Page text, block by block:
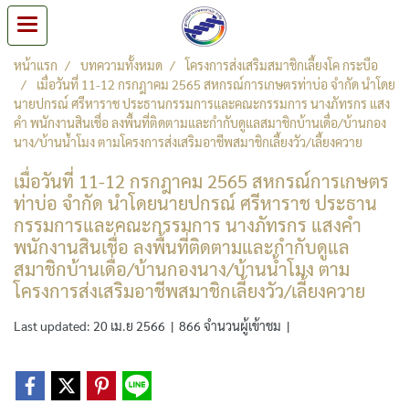
หน้าแรก บทความทั้งหมด
โครงการส่งเสริมสมาชิกเลี้ยงโค กระบือ
เมื่อวันที่ 11-12 กรกฎาคม 2565 สหกรณ์การเกษตรท่าบ่อ จำกัด นำโดย
นายปกรณ์ ศรีหาราช ประธานกรรมการและคณะกรรมการ นางภัทรกร แสง
คำ พนักงานสินเชื่อ ลงพื้นที่ติดตามและกำกับดูแลสมาชิกบ้านเดื่อ/บ้านกอง
นาง/บ้านน้ำโมง ตามโครงการส่งเสริมอาชีพสมาชิกเลี้ยงวัว/เลี้ยงควาย
เมื่อวันที่ 11-12 กรกฎาคม 2565 สหกรณ์การเกษตร
ท่าบ่อ จำกัด นำโดยนายปกรณ์ ศรีหาราช ประธาน
กรรมการและคณะกรรมการ นางภัทรกร แสงคำ
พนักงานสินเชื่อ ลงพื้นที่ติดตามและกำกับดูแล
สมาชิกบ้านเดื่อ/บ้านกองนาง/บ้านน้ำโมง ตาม
โครงการส่งเสริมอาชีพสมาชิกเลี้ยงวัว/เลี้ยงควาย
Last updated: 20 เม.ย 2566 | 866 จำนวนผู้เข้าชม |